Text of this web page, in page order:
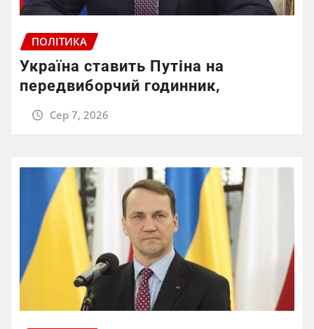
ПОЛІТИКА
Україна ставить Путіна на
передвиборчий годинник,
Сер 7, 2026